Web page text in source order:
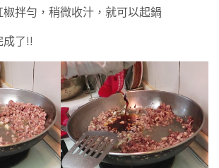
拌勻，稍微收汁，就可以起鍋
成了!!